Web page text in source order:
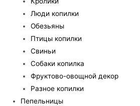
Люди копилки
Обезьяны
Птицы копилки
Свиньи
Собаки копилка
Фруктово-овощной декор
Разное копилки
Пепельницы